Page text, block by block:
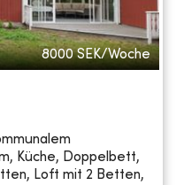
8000 SEK/Woche
Küche, Doppelbett,
Loft mit 2 Betten,